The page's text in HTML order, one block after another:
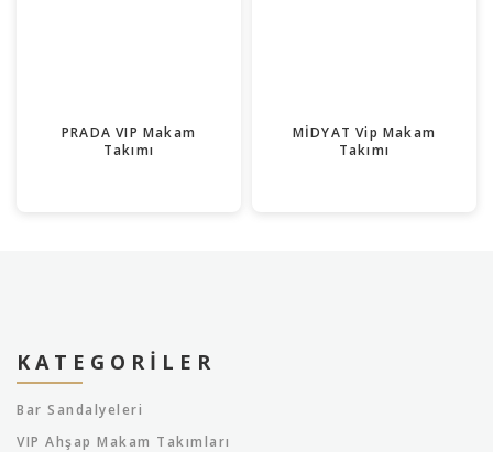
PRADA VIP Makam
Takımı
MİDYAT Vip Makam
Takımı
KATEGORILER
Bar Sandalyeleri
VIP Ahşap Makam Takımları